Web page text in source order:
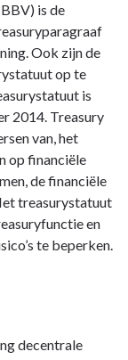
is de
Ook zijn de
op te
is
2014. Treasury
van, het
op financiële
de financiële
treasurystatuut
en
te beperken.
decentrale